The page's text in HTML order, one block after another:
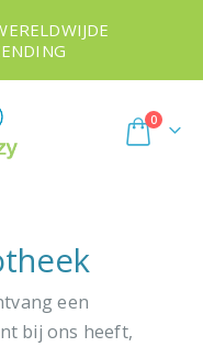
0
een
bij ons heeft,